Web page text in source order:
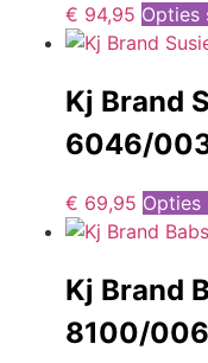
€ 94,95 Opties
Kj Brand
6046/
€ 69,95 Opties
Kj Brand
8100/006